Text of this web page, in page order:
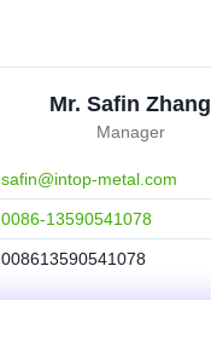
Mr. Safin Zhang
Manager
safin@intop-metal.com
0086-13590541078
008613590541078